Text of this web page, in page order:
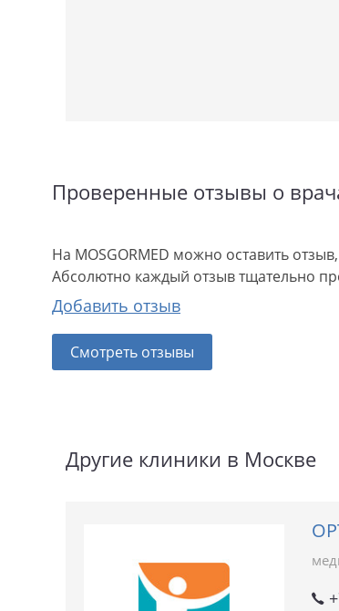
Проверенные отзывы о
На MOSGORMED можно оставить
Абсолютно каждый отзыв тщательно
Добавить отзыв
Смотреть отзывы
Другие клиники в Москве